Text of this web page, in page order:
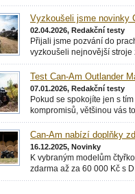
Vyzkoušeli jsme novinky
02.04.2026, Redakční testy
Přijali jsme pozvání do
vyzkoušeli nejnovější
Test Can-Am Outlander
07.01.2026, Redakční testy
Pokud se spokojíte jen s
kompromisů, většinou vás
Can-Am nabízí doplňky
16.12.2025, Novinky
K vybraným modelům
zdarma až za 60 000 Kč s